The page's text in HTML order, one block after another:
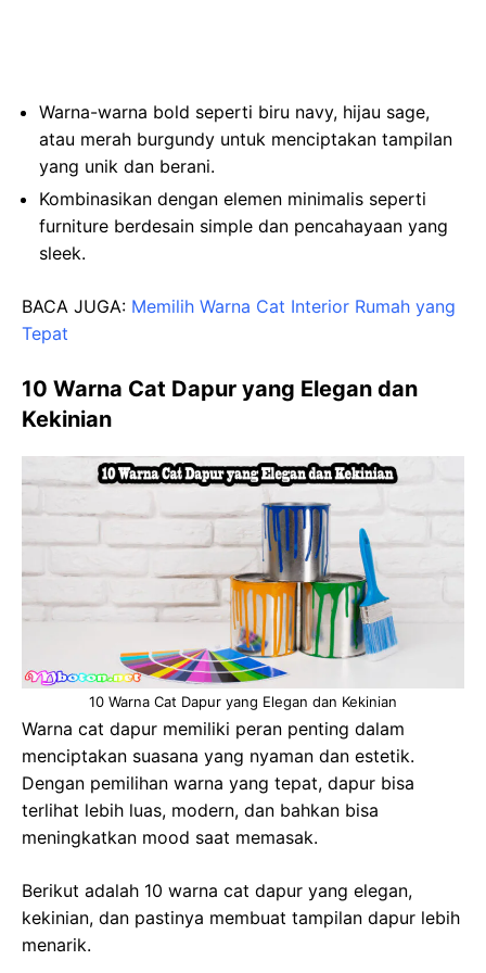
Warna-warna bold seperti biru navy, hijau sage,
atau merah burgundy untuk menciptakan tampilan
yang unik dan berani.
Kombinasikan dengan elemen minimalis seperti
furniture berdesain simple dan pencahayaan yang
sleek.
BACA JUGA: Memilih Warna Cat Interior Rumah yang
Tepat
10 Warna Cat Dapur yang Elegan dan
Kekinian
10 Warna Cat Dapur yang Elegan dan Kekinian
Warna cat dapur memiliki peran penting dalam
menciptakan suasana yang nyaman dan estetik.
Dengan pemilihan warna yang tepat, dapur bisa
terlihat lebih luas, modern, dan bahkan bisa
meningkatkan mood saat memasak.
Berikut adalah 10 warna cat dapur yang elegan,
kekinian, dan pastinya membuat tampilan dapur lebih
menarik.